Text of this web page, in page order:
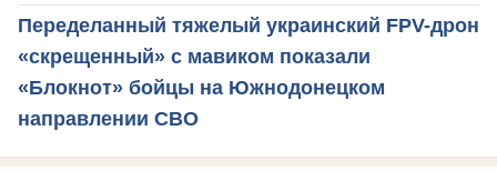
Переделанный тяжелый украинский FPV-дрон
«скрещенный» с мавиком показали
«Блокнот» бойцы на Южнодонецком
направлении СВО